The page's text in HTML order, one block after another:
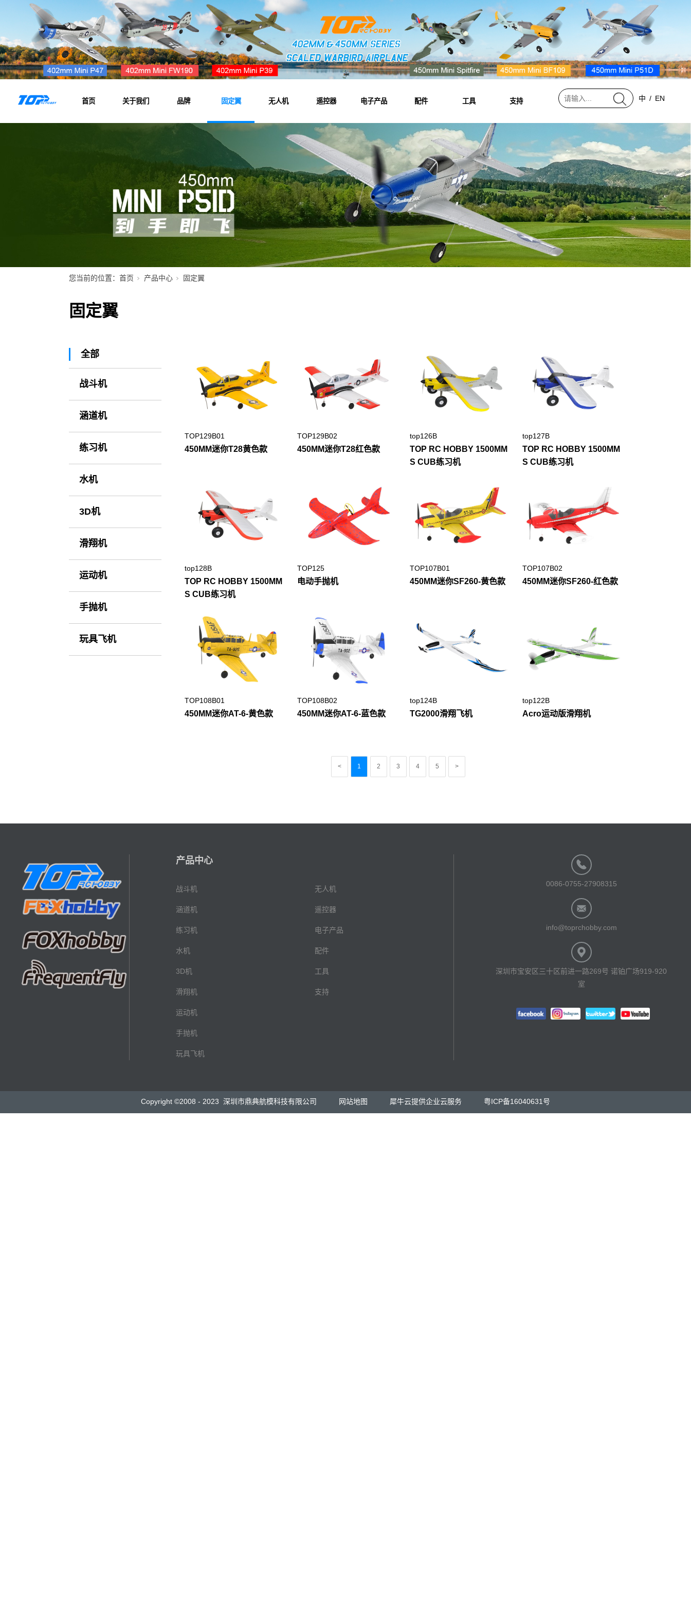
首页 关于我们 品牌 固定翼 无人机 遥控器 电子产品 配件 工具 支持 中 / EN
您当前的位置：首页 产品中心 固定翼
固定翼
全部
战斗机
涵道机
练习机
水机
3D机
滑翔机
运动机
手抛机
玩具飞机
TOP129B01
450MM迷你T28黄色款
TOP129B02
450MM迷你T28红色款
top126B
TOP RC HOBBY 1500MM
S CUB练习机
top127B
TOP RC HOBBY 1500MM
S CUB练习机
top128B
TOP RC HOBBY 1500MM
S CUB练习机
TOP125
电动手抛机
TOP107B01
450MM迷你SF260-黄色款
TOP107B02
450MM迷你SF260-红色款
TOP108B01
450MM迷你AT-6-黄色款
TOP108B02
450MM迷你AT-6-蓝色款
top124B
TG2000滑翔飞机
top122B
Acro运动版滑翔机
< 1 2 3 4 5 >
产品中心
战斗机
涵道机
练习机
水机
3D机
滑翔机
运动机
手抛机
玩具飞机
无人机
遥控器
电子产品
配件
工具
支持
0086-0755-27908315
info@toprchobby.com
深圳市宝安区三十区前进一路269号 诺铂广场919-920
室
Copyright ©2008 - 2023 深圳市鼎典航模科技有限公司 网站地图 犀牛云提供企业云服务 粤ICP备16040631号